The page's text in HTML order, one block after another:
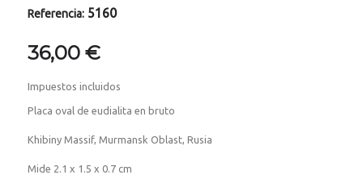
Referencia: 5160
36,00 €
Impuestos incluidos
Placa oval de eudialita en bruto
Khibiny Massif, Murmansk Oblast, Rusia
Mide 2.1 x 1.5 x 0.7 cm